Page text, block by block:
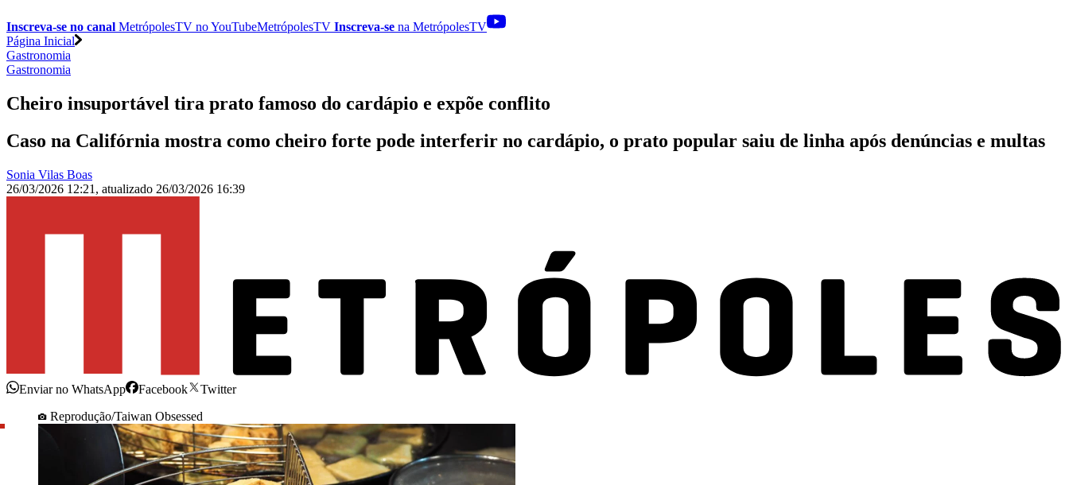
Inscreva-se no canal MetrópolesTV noYouTubeMetrópolesTV Inscreva-se na MetrópolesTV
Página Inicial
Gastronomia
Gastronomia
Cheiro insuportável tira prato famoso do cardápio e expõe conflito
Caso na Califórnia mostra como cheiro forte pode interferir no cardápio, o prato popular saiu de linha após denúncias e multas
Sonia Vilas Boas
26/03/2026 12:21 , atualizado 26/03/2026 16:39
Enviar no WhatsApp Facebook
Twitter
Reprodução/Taiwan Obsessed